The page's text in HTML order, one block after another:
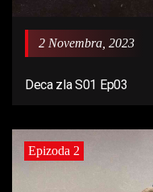
2 Novembra, 2023
Deca zla S01 Ep03
Epizoda 2